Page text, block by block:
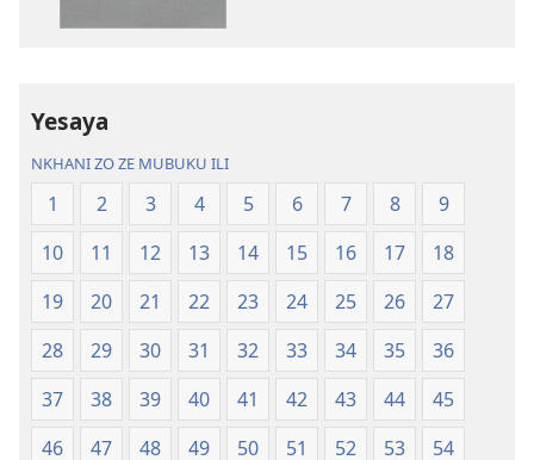
Yesaya
NKHANI ZO ZE MUBUKU ILI
1 2 3 4 5 6 7 8
9
10
11 12 13 14 15 16 17
18
19
20 21 22 23 24 25 26
27
28
29 30 31 32 33 34 35
36
37
38 39 40 41 42 43 44
45
46
47 48 49 50 51 52 53
54